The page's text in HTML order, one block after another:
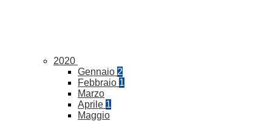
2020
Gennaio 2
Febbraio 1
Marzo
Aprile 1
Maggio